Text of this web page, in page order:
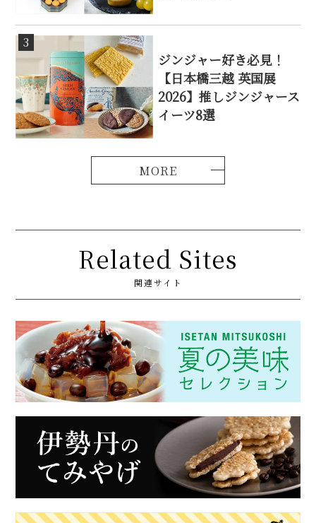
3
ジンジャー好き必見！
【日本橋三越 英国展
2026】推しジンジャース
イーツ8選
Related Sites
関連サイト